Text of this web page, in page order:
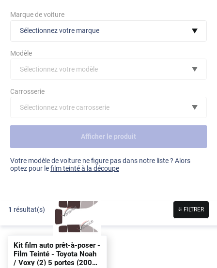
Marque de voiture
Sélectionnez votre marque
Ford
Hyundai
Land Rover
Modèle
Sélectionnez votre modèle
Carrosserie
Sélectionnez votre carrosserie
Voir tout
Afficher le produit
Votre modèle de voiture ne figure pas dans notre liste ? Alors
optez pour lefilm teinté à la découpe
1 résultat(s) FILTRER
Kit film auto prêt-à-poser -
Film Teinté - Toyota Noah
/ Voxy (2) 5portes (2007